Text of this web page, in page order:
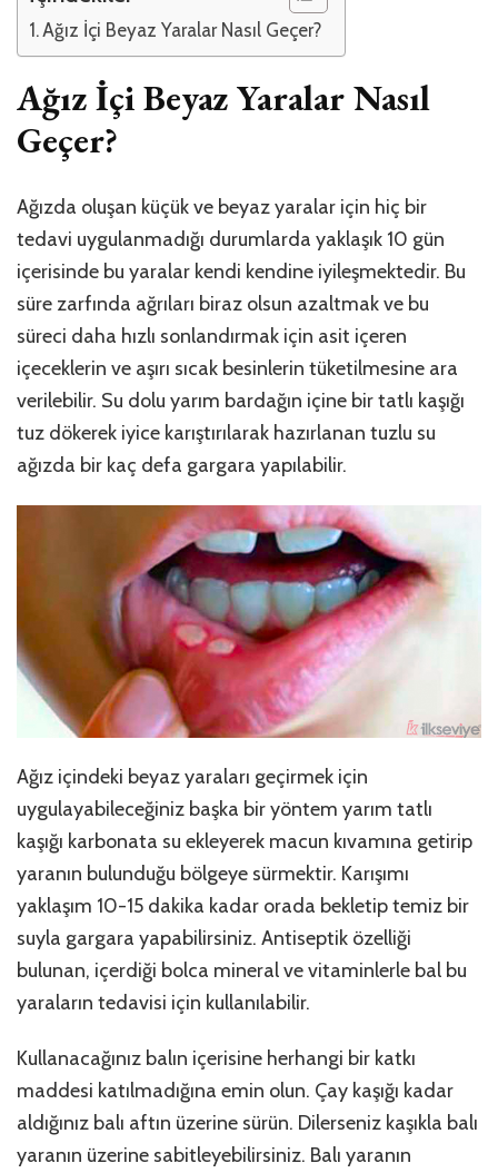
Ağız İçi Beyaz Yaralar Nasıl Geçer?
Ağız İçi Beyaz Yaralar Nasıl
Geçer?
Ağızda oluşan küçük ve beyaz yaralar için hiç bir
tedavi uygulanmadığı durumlarda yaklaşık 10 gün
içerisinde bu yaralar kendi kendine iyileşmektedir. Bu
süre zarfında ağrıları biraz olsun azaltmak ve bu
süreci daha hızlı sonlandırmak için asit içeren
içeceklerin ve aşırı sıcak besinlerin tüketilmesine ara
verilebilir. Su dolu yarım bardağın içine bir tatlı kaşığı
tuz dökerek iyice karıştırılarak hazırlanan tuzlu su
ağızda bir kaç defa gargara yapılabilir.
Ağız içindeki beyaz yaraları geçirmek için
uygulayabileceğiniz başka bir yöntem yarım tatlı
kaşığı karbonata su ekleyerek macun kıvamına getirip
yaranın bulunduğu bölgeye sürmektir. Karışımı
yaklaşım 10-15 dakika kadar orada bekletip temiz bir
suyla gargara yapabilirsiniz. Antiseptik özelliği
bulunan, içerdiği bolca mineral ve vitaminlerle bal bu
yaraların tedavisi için kullanılabilir.
Kullanacağınız balın içerisine herhangi bir katkı
maddesi katılmadığına emin olun. Çay kaşığı kadar
aldığınız balı aftın üzerine sürün. Dilerseniz kaşıkla balı
yaranın üzerine sabitleyebilirsiniz. Balı yaranın